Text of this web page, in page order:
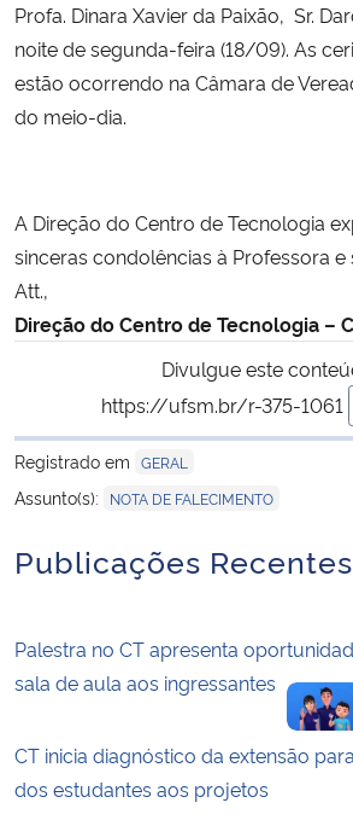
Ministério do Turismo
Controladoria-Geral da União
Ministério da Mulher, da Família e dos Direitos
Secretaria de Governo
Planalto
Profa. Dinara Xavier da Paixão, Sr.
noite de segunda-feira (18/09). As
estão ocorrendo na Câmara de
do meio-dia.
A Direção do Centro de Tecnologia
sinceras condolências à Professora e
Att.,
Direção do Centro de Tecnologia –
Divulgue este
https://ufsm.br/r-375-1061
Registrado em GERAL
Assunto(s): NOTA DE FALECIMENTO
Publicações Recentes
Palestra no CT apresenta
sala de aula aos ingressantes
CT inicia diagnóstico da extensão
dos estudantes aos projetos